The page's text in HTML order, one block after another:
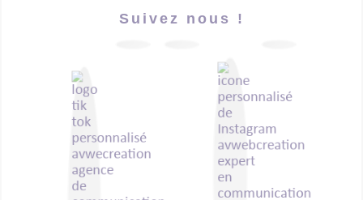
Suivez nous !